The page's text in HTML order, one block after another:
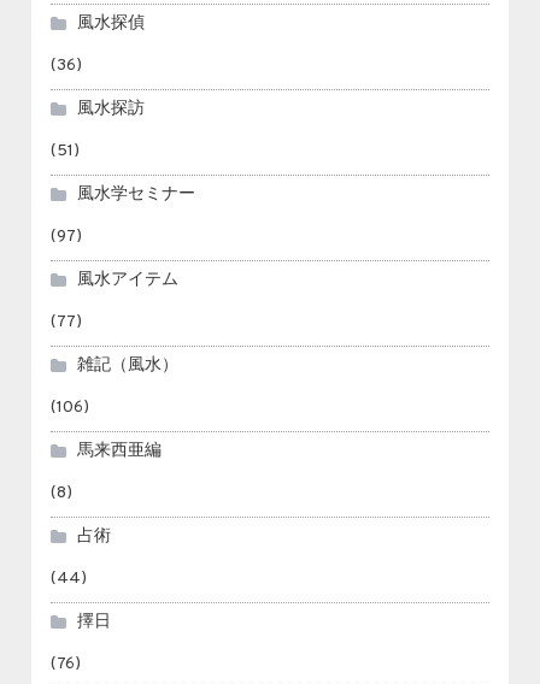
風水探偵
(36)
風水探訪
(51)
風水学セミナー
(97)
風水アイテム
(77)
雑記（風水）
(106)
馬来西亜編
(8)
占術
(44)
擇日
(76)